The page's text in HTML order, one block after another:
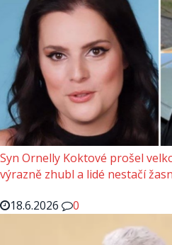
Syn Ornelly Koktové prošel
výrazně zhubl a lidé nestačí
18.6.2026
0